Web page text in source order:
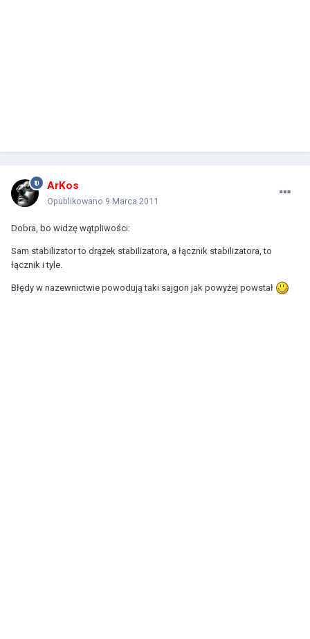
ArKos
Opublikowano 9 Marca 2011
Dobra, bo widzę wątpliwości:
Sam stabilizator to drążek stabilizatora, a łącznik stabilizatora, to
łącznik i tyle.
Błędy w nazewnictwie powodują taki sajgon jak powyżej powstał